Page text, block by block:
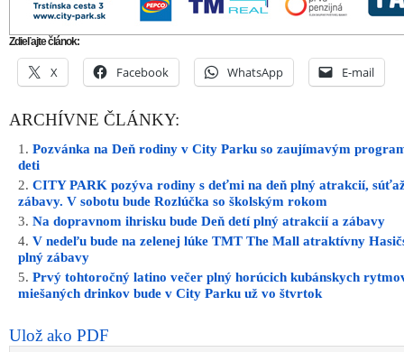
Zdieľajte článok:
X Facebook WhatsApp E-mail
ARCHÍVNE ČLÁNKY:
Pozvánka na Deň rodiny v City Parku so zaujímavým
deti
CITY PARK pozýva rodiny s deťmi na deň plný atrakcií,
zábavy. V sobotu bude Rozlúčka so školským rokom
Na dopravnom ihrisku bude Deň detí plný atrakcií a zábavy
V nedeľu bude na zelenej lúke TMT The Mall atraktívny
plný zábavy
Prvý tohtoročný latino večer plný horúcich kubánskych
miešaných drinkov bude v City Parku už vo štvrtok
Ulož ako PDF